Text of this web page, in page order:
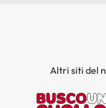
Altri siti del